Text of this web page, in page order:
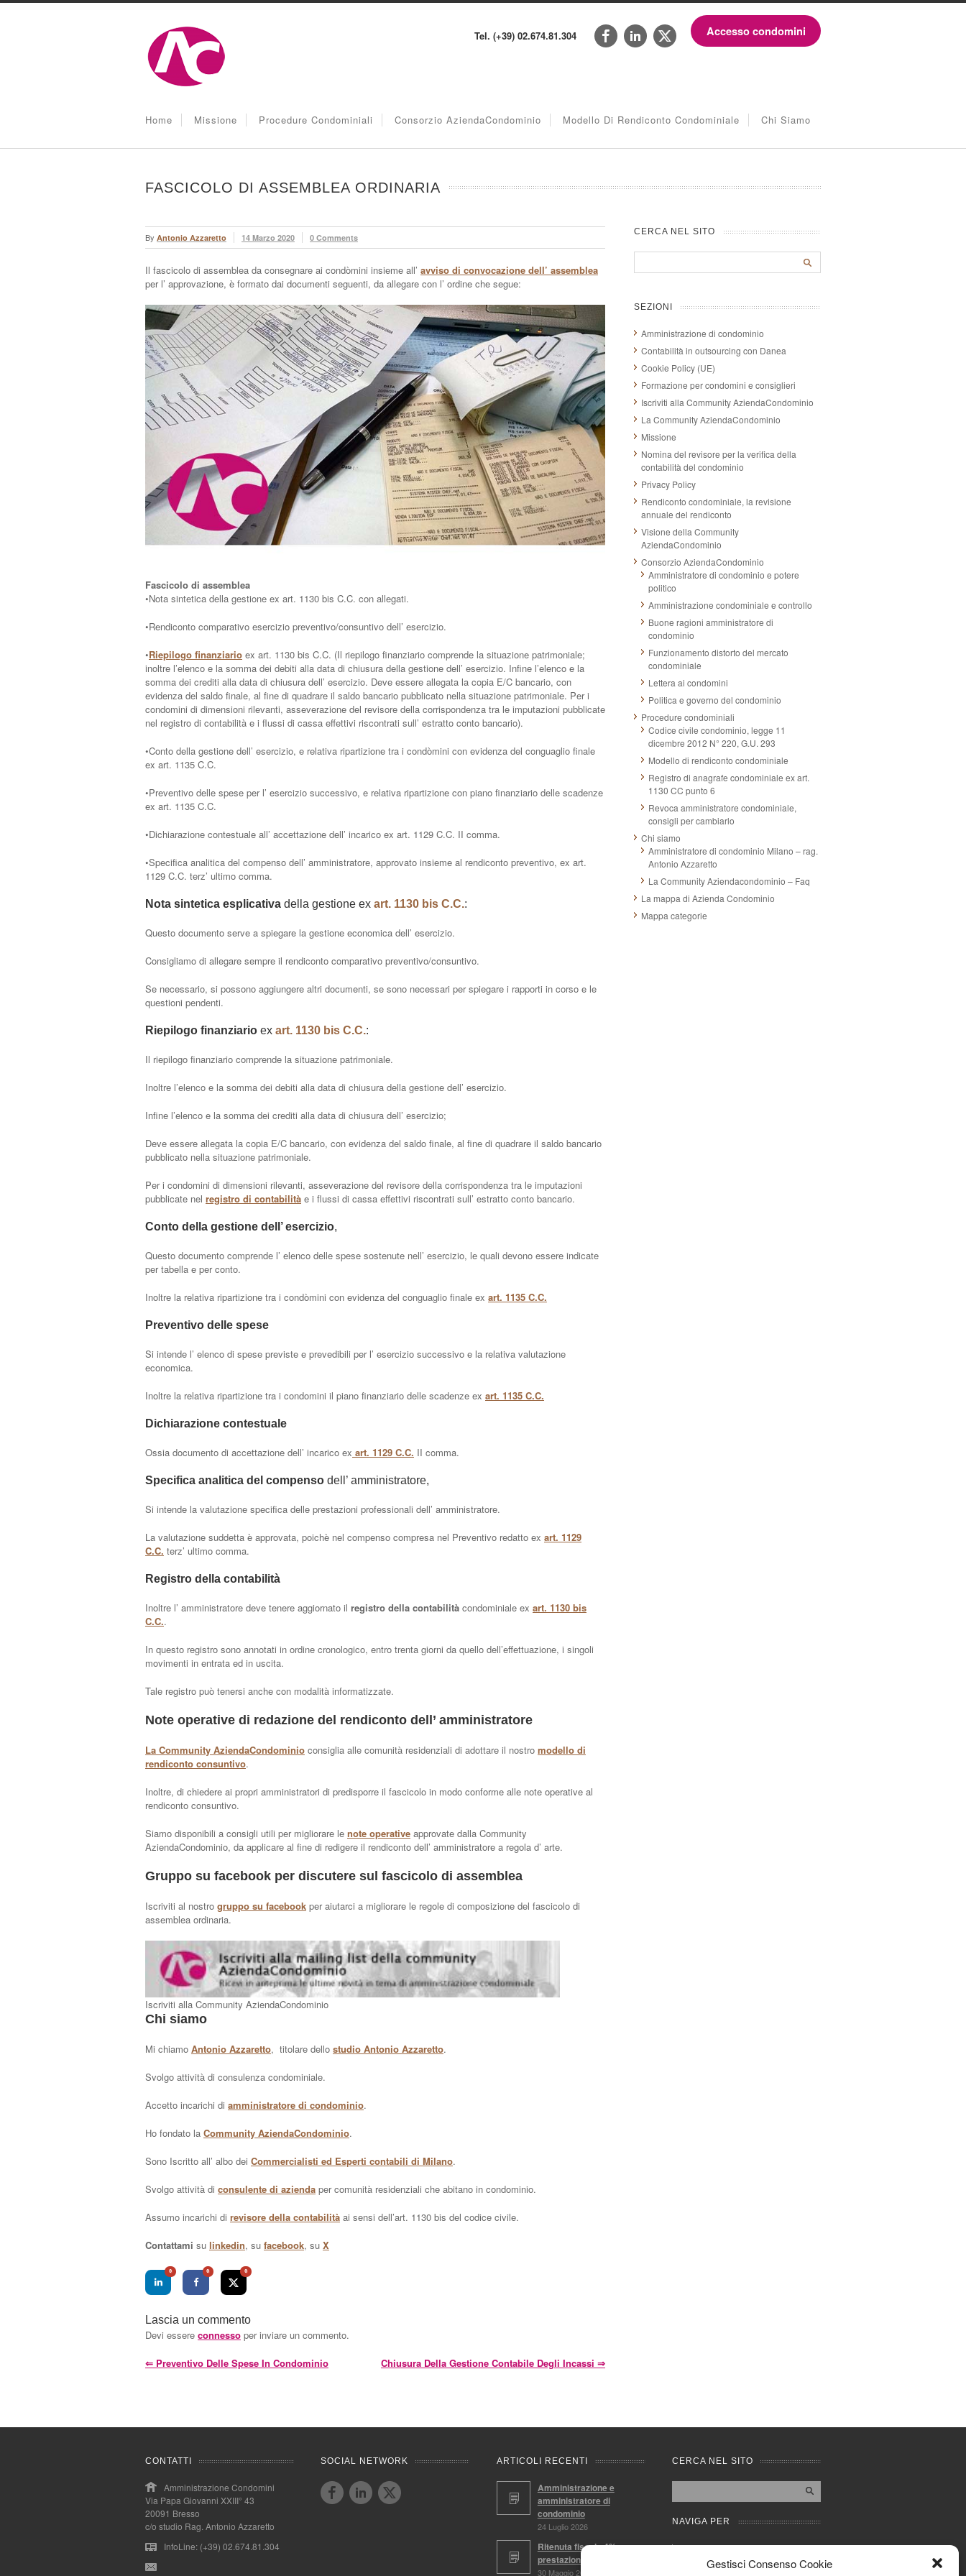
Gestisci Consenso Cookie
Tel. (+39) 02.674.81.304 Accesso condomini
Home Missione Procedure Condominiali Consorzio AziendaCondominio Modello Di Rendiconto Condominiale Chi Siamo
FASCICOLO DI ASSEMBLEA ORDINARIA
By Antonio Azzaretto 14 Marzo 2020 0 Comments
Il fascicolo di assemblea da consegnare ai condòmini insieme all’ avviso di convocazione dell’ assemblea
per l’ approvazione, è formato dai documenti seguenti, da allegare con l’ ordine che segue:
Fascicolo di assemblea
•Nota sintetica della gestione ex art. 1130 bis C.C. con allegati.
•Rendiconto comparativo esercizio preventivo/consuntivo dell’ esercizio.
•Riepilogo finanziario ex art. 1130 bis C.C. (Il riepilogo finanziario comprende la situazione patrimoniale;
inoltre l’elenco e la somma dei debiti alla data di chiusura della gestione dell’ esercizio. Infine l’elenco e la
somma dei crediti alla data di chiusura dell’ esercizio. Deve essere allegata la copia E/C bancario, con
evidenza del saldo finale, al fine di quadrare il saldo bancario pubblicato nella situazione patrimoniale. Per i
condomini di dimensioni rilevanti, asseverazione del revisore della corrispondenza tra le imputazioni pubblicate
nel registro di contabilità e i flussi di cassa effettivi riscontrati sull’ estratto conto bancario).
•Conto della gestione dell’ esercizio, e relativa ripartizione tra i condòmini con evidenza del conguaglio finale
ex art. 1135 C.C.
•Preventivo delle spese per l’ esercizio successivo, e relativa ripartizione con piano finanziario delle scadenze
ex art. 1135 C.C.
•Dichiarazione contestuale all’ accettazione dell’ incarico ex art. 1129 C.C. II comma.
•Specifica analitica del compenso dell’ amministratore, approvato insieme al rendiconto preventivo, ex art.
1129 C.C. terz’ ultimo comma.
Nota sintetica esplicativa della gestione ex art. 1130 bis C.C.:
Questo documento serve a spiegare la gestione economica dell’ esercizio.
Consigliamo di allegare sempre il rendiconto comparativo preventivo/consuntivo.
Se necessario, si possono aggiungere altri documenti, se sono necessari per spiegare i rapporti in corso e le
questioni pendenti.
Riepilogo finanziario ex art. 1130 bis C.C.:
Il riepilogo finanziario comprende la situazione patrimoniale.
Inoltre l’elenco e la somma dei debiti alla data di chiusura della gestione dell’ esercizio.
Infine l’elenco e la somma dei crediti alla data di chiusura dell’ esercizio;
Deve essere allegata la copia E/C bancario, con evidenza del saldo finale, al fine di quadrare il saldo bancario
pubblicato nella situazione patrimoniale.
Per i condomini di dimensioni rilevanti, asseverazione del revisore della corrispondenza tra le imputazioni
pubblicate nel registro di contabilità e i flussi di cassa effettivi riscontrati sull’ estratto conto bancario.
Conto della gestione dell’ esercizio,
Questo documento comprende l’ elenco delle spese sostenute nell’ esercizio, le quali devono essere indicate
per tabella e per conto.
Inoltre la relativa ripartizione tra i condòmini con evidenza del conguaglio finale ex art. 1135 C.C.
Preventivo delle spese
Si intende l’ elenco di spese previste e prevedibili per l’ esercizio successivo e la relativa valutazione
economica.
Inoltre la relativa ripartizione tra i condomini il piano finanziario delle scadenze ex art. 1135 C.C.
Dichiarazione contestuale
Ossia documento di accettazione dell’ incarico ex art. 1129 C.C. II comma.
Specifica analitica del compenso dell’ amministratore,
Si intende la valutazione specifica delle prestazioni professionali dell’ amministratore.
La valutazione suddetta è approvata, poichè nel compenso compresa nel Preventivo redatto ex art. 1129
C.C. terz’ ultimo comma.
Registro della contabilità
Inoltre l’ amministratore deve tenere aggiornato il registro della contabilità condominiale ex art. 1130 bis
C.C..
In questo registro sono annotati in ordine cronologico, entro trenta giorni da quello dell’effettuazione, i singoli
movimenti in entrata ed in uscita.
Tale registro può tenersi anche con modalità informatizzate.
Note operative di redazione del rendiconto dell’ amministratore
La Community AziendaCondominio consiglia alle comunità residenziali di adottare il nostro modello di
rendiconto consuntivo.
Inoltre, di chiedere ai propri amministratori di predisporre il fascicolo in modo conforme alle note operative al
rendiconto consuntivo.
Siamo disponibili a consigli utili per migliorare le note operative approvate dalla Community
AziendaCondominio, da applicare al fine di redigere il rendiconto dell’ amministratore a regola d’ arte.
Gruppo su facebook per discutere sul fascicolo di assemblea
Iscriviti al nostro gruppo su facebook per aiutarci a migliorare le regole di composizione del fascicolo di
assemblea ordinaria.
Iscriviti alla Community AziendaCondominio
Chi siamo
Mi chiamo Antonio Azzaretto, titolare dello studio Antonio Azzaretto.
Svolgo attività di consulenza condominiale.
Accetto incarichi di amministratore di condominio.
Ho fondato la Community AziendaCondominio.
Sono Iscritto all’ albo dei Commercialisti ed Esperti contabili di Milano.
Svolgo attività di consulente di azienda per comunità residenziali che abitano in condominio.
Assumo incarichi di revisore della contabilità ai sensi dell’art. 1130 bis del codice civile.
Contattami su linkedin, su facebook, su X
0 0 0
Lascia un commento
Devi essere connesso per inviare un commento.
⇐ Preventivo Delle Spese In Condominio Chiusura Della Gestione Contabile Degli Incassi ⇒
CERCA NEL SITO
SEZIONI
Amministrazione di condominio
Contabilità in outsourcing con Danea
Cookie Policy (UE)
Formazione per condomini e consiglieri
Iscriviti alla Community AziendaCondominio
La Community AziendaCondominio
Missione
Nomina del revisore per la verifica della
contabilità del condominio
Privacy Policy
Rendiconto condominiale, la revisione
annuale del rendiconto
Visione della Community
AziendaCondominio
Consorzio AziendaCondominio
Amministratore di condominio e potere
politico
Amministrazione condominiale e controllo
Buone ragioni amministratore di
condominio
Funzionamento distorto del mercato
condominiale
Lettera ai condomini
Politica e governo del condominio
Procedure condominiali
Codice civile condominio, legge 11
dicembre 2012 N° 220, G.U. 293
Modello di rendiconto condominiale
Registro di anagrafe condominiale ex art.
1130 CC punto 6
Revoca amministratore condominiale,
consigli per cambiarlo
Chi siamo
Amministratore di condominio Milano – rag.
Antonio Azzaretto
La Community Aziendacondominio – Faq
La mappa di Azienda Condominio
Mappa categorie
CONTATTI
Amministrazione Condomini
Via Papa Giovanni XXIII° 43
20091 Bresso
c/o studio Rag. Antonio Azzaretto
InfoLine: (+39) 02.674.81.304
SOCIAL NETWORK ARTICOLI RECENTI
Amministrazione e
amministratore di
condominio
24 Luglio 2026
Ritenuta fiscale 4%,
prestazioni soggette
30 Maggio 2026
CERCA NEL SITO
NAVIGA PER
Mappa completa
Mappa categorie